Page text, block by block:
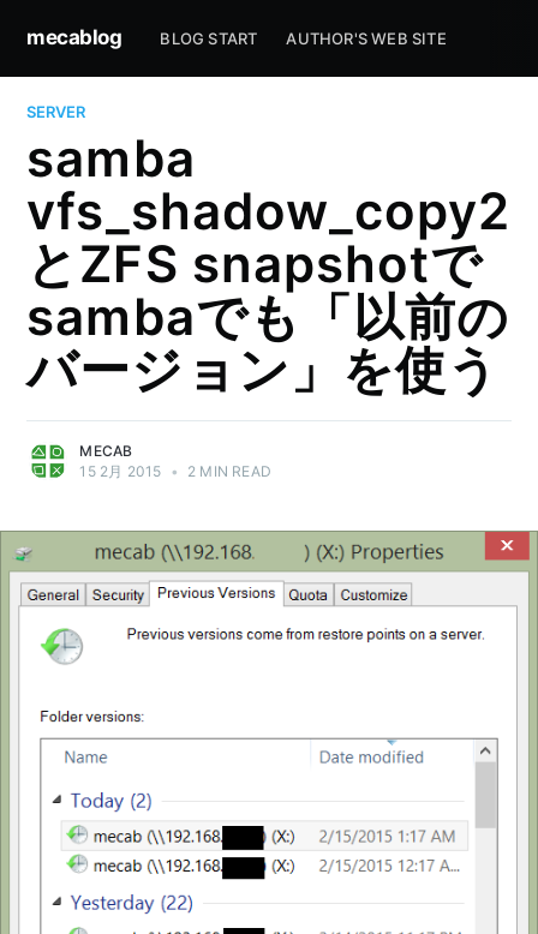
mecablog BLOG START AUTHOR'S WEB SITE
SERVER
samba
vfs_shadow_copy2
とZFS snapshotで
sambaでも「以前の
バージョン」を使う
MECAB
15 2月 2015 • 2 MIN READ